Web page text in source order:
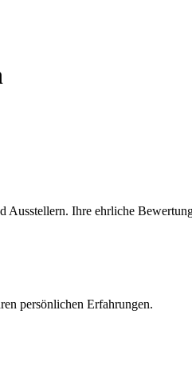
Ausstellern. Ihre ehrliche
persönlichen Erfahrungen.